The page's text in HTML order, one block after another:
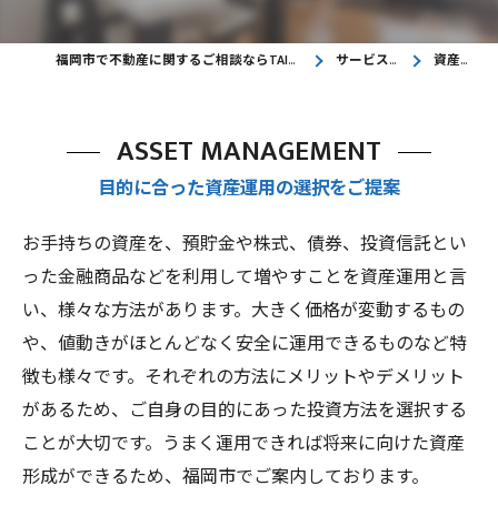
福岡市で不動産に関するご相談ならTAICAN株式会社 サービス内容 資産運用
目的に合った資産運用の選択をご提案
ASSET MANAGEMENT
お手持ちの資産を、預貯金や株式、債券、投資信託とい
った金融商品などを利用して増やすことを資産運用と言
い、様々な方法があります。大きく価格が変動するもの
や、値動きがほとんどなく安全に運用できるものなど特
徴も様々です。それぞれの方法にメリットやデメリット
があるため、ご自身の目的にあった投資方法を選択する
ことが大切です。うまく運用できれば将来に向けた資産
形成ができるため、福岡市でご案内しております。